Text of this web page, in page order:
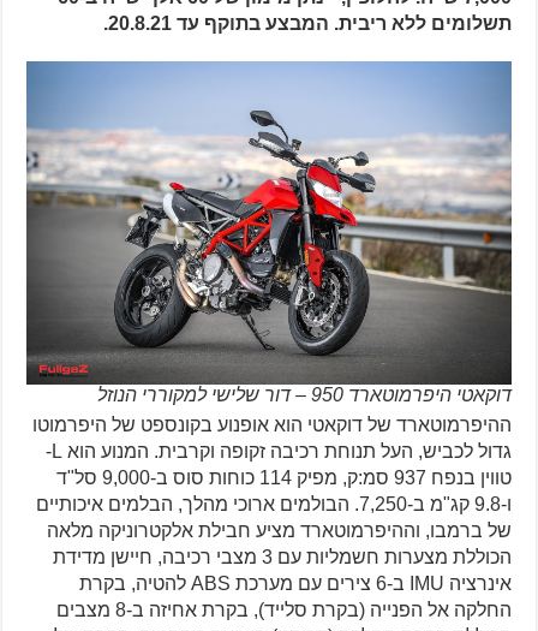
תשלומים ללא ריבית. המבצע בתוקף עד 20.8.21.
דוקאטי היפרמוטארד 950 – דור שלישי למקוררי הנוזל
ההיפרמוטארד של דוקאטי הוא אופנוע בקונספט של היפרמוטו
גדול לכביש, העל תנוחת רכיבה זקופה וקרבית. המנוע הוא L-
טווין בנפח 937 סמ:ק, מפיק 114 כוחות סוס ב-9,000 סל"ד
ו-9.8 קג"מ ב-7,250. הבולמים ארוכי מהלך, הבלמים איכותיים
של ברמבו, וההיפרמוטארד מציע חבילת אלקטרוניקה מלאה
הכוללת מצערות חשמליות עם 3 מצבי רכיבה, חיישן מדידת
אינרציה IMU ב-6 צירים עם מערכת ABS להטיה, בקרת
החלקה אל הפנייה (בקרת סלייד), בקרת אחיזה ב-8 מצבים